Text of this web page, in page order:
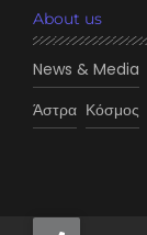
About us
News & Media
Άστρα Κόσμος